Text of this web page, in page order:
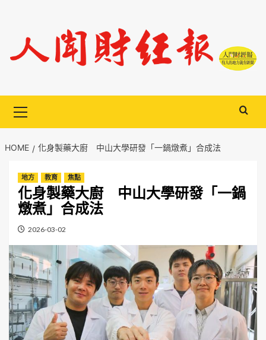
content
Menu
HOME 化身製藥大廚 中山大學研發「一鍋燉煮」合成法
地方 教育 焦點
化身製藥大廚 中山大學研發「一鍋
燉煮」合成法
2026-03-02